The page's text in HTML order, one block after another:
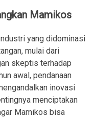
Mamikos
yang didominasi
mulai dari
skeptis terhadap
awal, pendanaan
inovasi
menciptakan
Mamikos bisa